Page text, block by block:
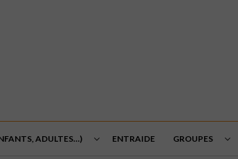
ADULTES…) ENTRAIDE GROUPES